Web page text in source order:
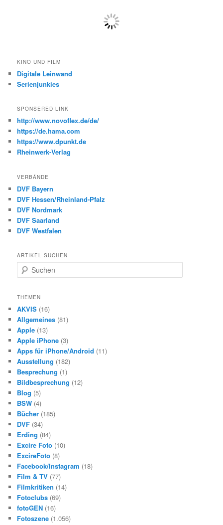
KINO UND FILM
Digitale Leinwand
Serienjunkies
SPONSERED LINK
http://www.novoflex.de/de/
https://de.hama.com
https://www.dpunkt.de
Rheinwerk-Verlag
VERBÄNDE
DVF Bayern
DVF Hessen/Rheinland-Pfalz
DVF Nordmark
DVF Saarland
DVF Westfalen
ARTIKEL SUCHEN
u
h
n
THEMEN
AKVIS (16)
Allgemeines (81)
Apple (13)
Apple iPhone (3)
Apps für iPhone/Android (11)
Ausstellung (182)
Besprechung (1)
Bildbesprechung (12)
Blog (5)
BSW (4)
Bücher (185)
DVF (34)
Erding (84)
Excire Foto (10)
ExcireFoto (8)
Facebook/Instagram (18)
Film & TV (77)
Filmkritiken (14)
Fotoclubs (69)
fotoGEN (16)
Fotoszene (1.056)